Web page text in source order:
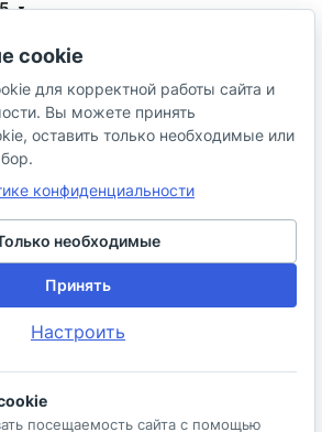
И. В.
песональных
cookie
для корректной работы сайта и
Вы можете принять
оставить только необходимые или
конфиденциальности
необходимые
Принять
Настроить
посещаемость сайта с помощью